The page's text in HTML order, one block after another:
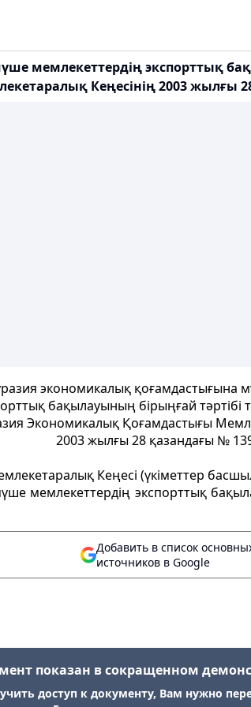
мемлекеттердің экспорттық
Кeңecінің 2003 жылғы
экономикалық қоғамдастығына
бақылауының бiрыңғай тәртібі
Экономикалық Қоғамдастығы
2003 жылғы 28 қазандағы №
Кеңесi (үкiметтер
мемлекеттердiң экспорттық
Добавить в список
источников в Google
показан в сокращенном
доступ к документу, Вам нужно